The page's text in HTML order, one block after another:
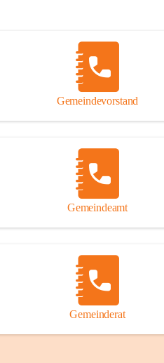
Gemeindevorstand
Gemeindeamt
Gemeinderat